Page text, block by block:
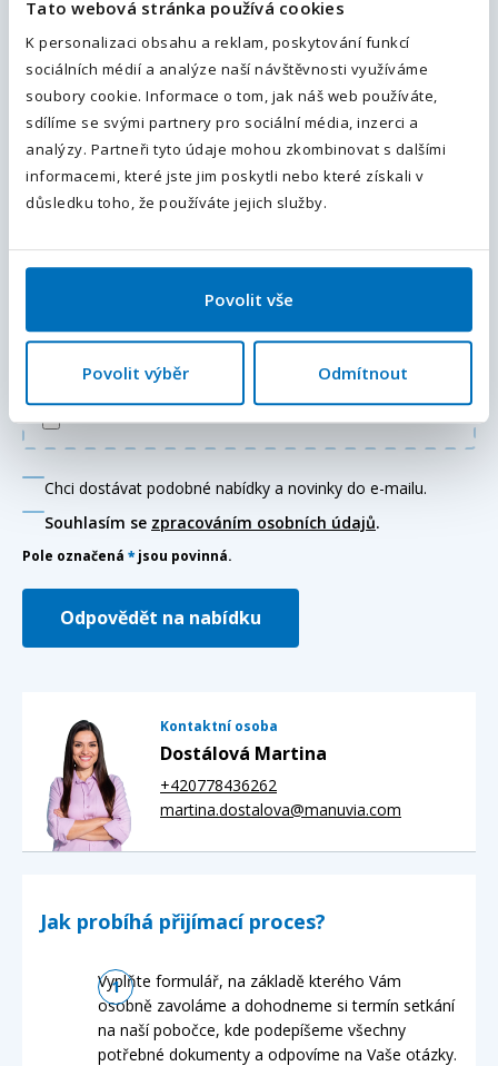
Tato webová stránka používá cookies
K personalizaci obsahu a reklam, poskytování funkcí
sociálních médií a analýze naší návštěvnosti využíváme
soubory cookie. Informace o tom, jak náš web používáte,
sdílíme se svými partnery pro sociální média, inzerci a
analýzy. Partneři tyto údaje mohou zkombinovat s dalšími
informacemi, které jste jim poskytli nebo které získali v
důsledku toho, že používáte jejich služby.
Povolit vše
Povolit výběr Odmítnout
Váš telefon*
+420
Předvolba
Doplňující informace (poznámka)
Přiložte váš životopis
Chci dostávat podobné nabídky a novinky do e-mailu.
Souhlasím se zpracováním osobních údajů.
Pole označená * jsou povinná.
Odpovědět na nabídku
Kontaktní osoba
Dostálová Martina
+420778436262
martina.dostalova@manuvia.com
Jak probíhá přijímací proces?
Vyplňte formulář, na základě kterého Vám
osobně zavoláme a dohodneme si termín setkání
na naší pobočce, kde podepíšeme všechny
potřebné dokumenty a odpovíme na Vaše otázky.
Váš telefon*
Předvolba
Odesláním souhlasíte sezpracováním osobních údajů.
Odeslat